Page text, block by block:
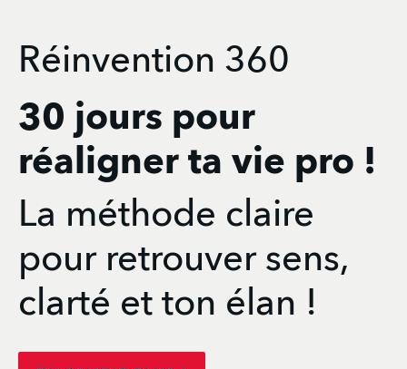
Réinvention 360
30 jours pour
réaligner ta vie pro !
La méthode claire
pour retrouver sens,
clarté et ton élan !